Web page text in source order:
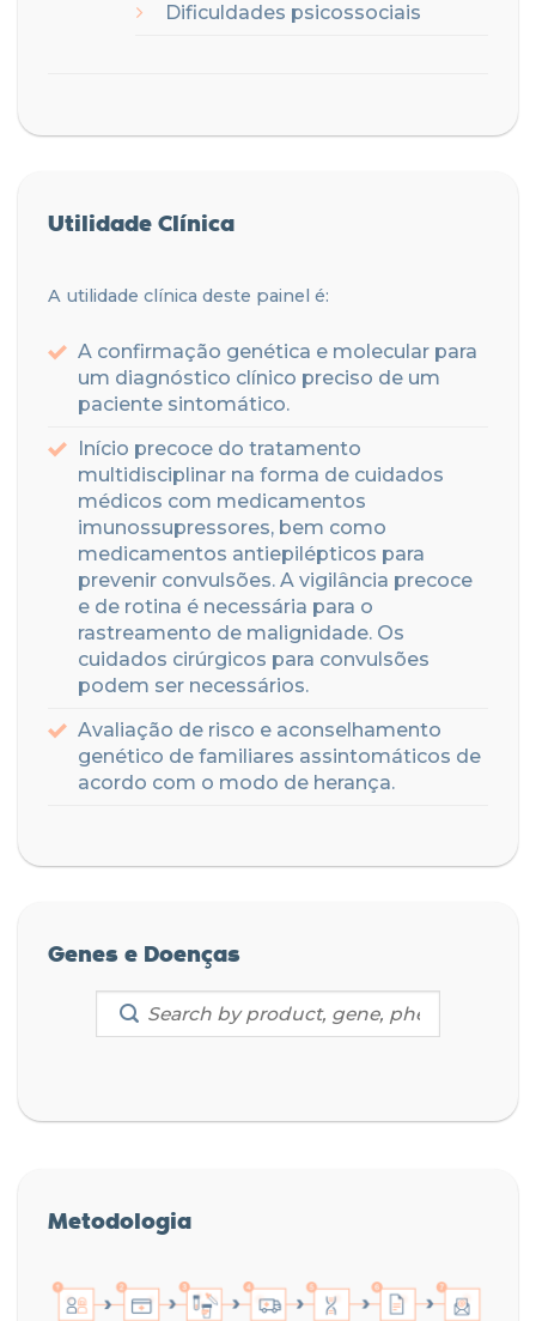
Dificuldades psicossociais
Utilidade Clínica
A utilidade clínica deste painel é:
A confirmação genética e molecular para
um diagnóstico clínico preciso de um
paciente sintomático.
Início precoce do tratamento
multidisciplinar na forma de cuidados
médicos com medicamentos
imunossupressores, bem como
medicamentos antiepilépticos para
prevenir convulsões. A vigilância precoce
e de rotina é necessária para o
rastreamento de malignidade. Os
cuidados cirúrgicos para convulsões
podem ser necessários.
Avaliação de risco e aconselhamento
genético de familiares assintomáticos de
acordo com o modo de herança.
Genes e Doenças
Metodologia